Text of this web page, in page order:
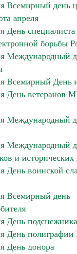
Всемирный день
апреля
День специалиста
борьбы
Международный
Всемирный День
День ветеранов
Международный
Международный
и исторических
День воинской
Всемирный день
День подснежника
День полиграфии
День донора